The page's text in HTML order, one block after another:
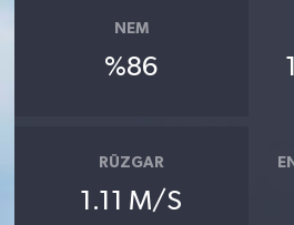
NEM
%86
RÜZGAR
1.11 M/S